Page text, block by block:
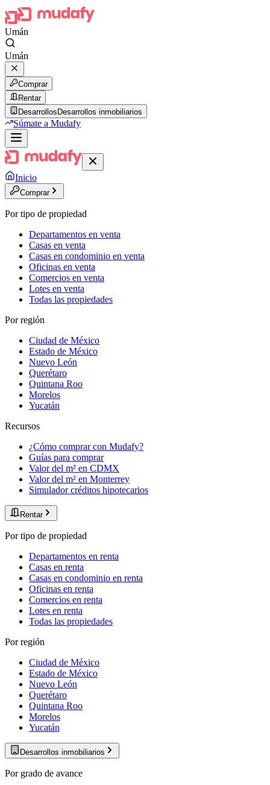
Umán
Umán
Comprar
Rentar
Desarrollos Desarrollos inmobiliarios
Súmate a Mudafy
Inicio
Comprar
Por tipo de propiedad
Departamentos en venta
Casas en venta
Casas en condominio en venta
Oficinas en venta
Comercios en venta
Lotes en venta
Todas las propiedades
Por región
Ciudad de México
Estado de México
Nuevo León
Querétaro
Quintana Roo
Morelos
Yucatán
Recursos
¿Cómo comprar con Mudafy?
Guías para comprar
Valor del m² en CDMX
Valor del m² en Monterrey
Simulador créditos hipotecarios
Rentar
Por tipo de propiedad
Departamentos en renta
Casas en renta
Casas en condominio en renta
Oficinas en renta
Comercios en renta
Lotes en renta
Todas las propiedades
Por región
Ciudad de México
Estado de México
Nuevo León
Querétaro
Quintana Roo
Morelos
Yucatán
Desarrollos inmobiliarios
Por grado de avance